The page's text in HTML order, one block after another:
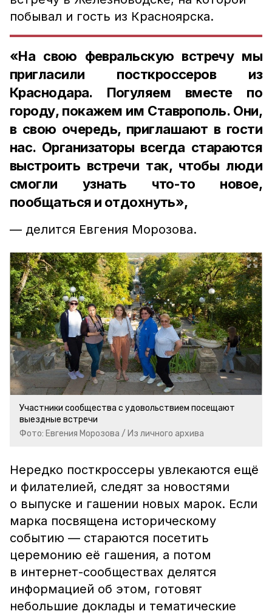
побывал и гость из Красноярска.
«На свою февральскую встречу мы
пригласили посткроссеров из
Краснодара. Погуляем вместе по
городу, покажем им Ставрополь. Они,
в свою очередь, приглашают в гости
нас. Организаторы всегда стараются
выстроить встречи так, чтобы люди
смогли узнать что-то новое,
пообщаться и отдохнуть»,
— делится Евгения Морозова.
Участники сообщества с удовольствием посещают
выездные встречи
Фото: Евгения Морозова / Из личного архива
Нередко посткроссеры увлекаются ещё
и филателией, следят за новостями
о выпуске и гашении новых марок. Если
марка посвящена историческому
событию — стараются посетить
церемонию её гашения, а потом
в интернет-сообществах делятся
информацией об этом, готовят
небольшие доклады и тематические